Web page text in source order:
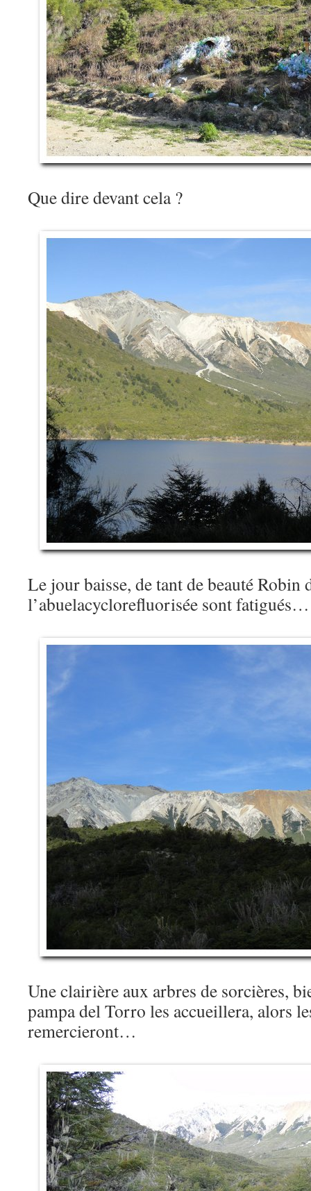
Que dire devant cela ?
Le jour baisse, de tant de beauté Robin
l’abuelacyclorefluorisée sont fatigués…
Une clairière aux arbres de sorcières,
pampa del Torro les accueillera, alors
remercieront…